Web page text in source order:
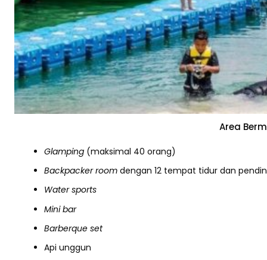
Area
Glamping (maksimal 40 orang)
Backpacker room dengan 12 tempat tidur dan
Water sports
Mini bar
Barberque set
Api unggun